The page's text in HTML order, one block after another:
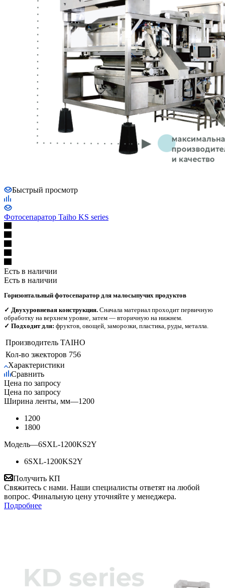
Быстрый просмотр
Фотосепаратор Taiho KS series
Есть в наличии
Есть в наличии
Горизонтальный фотосепаратор для малосыпучих продуктов
✓ Двухуровневая конструкция. Сначала материал проходит первичную
обработку на верхнем уровне, затем — вторичную на нижнем.
✓ Подходит для: фруктов, овощей, заморозки, пластика, руды, металла.
Производитель TAIHO
Кол-во эжекторов 756
Характеристики
Сравнить
Цена по запросу
Цена по запросу
Ширина ленты, мм—1200
1200
1800
Модель—6SXL-1200KS2Y
6SXL-1200KS2Y
Получить КП
Свяжитесь с нами. Наши специалисты ответят на любой
вопрос. Финальную цену уточняйте у менеджера.
Подробнее